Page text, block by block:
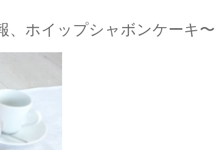
、ホイップシャボンケーキ〜